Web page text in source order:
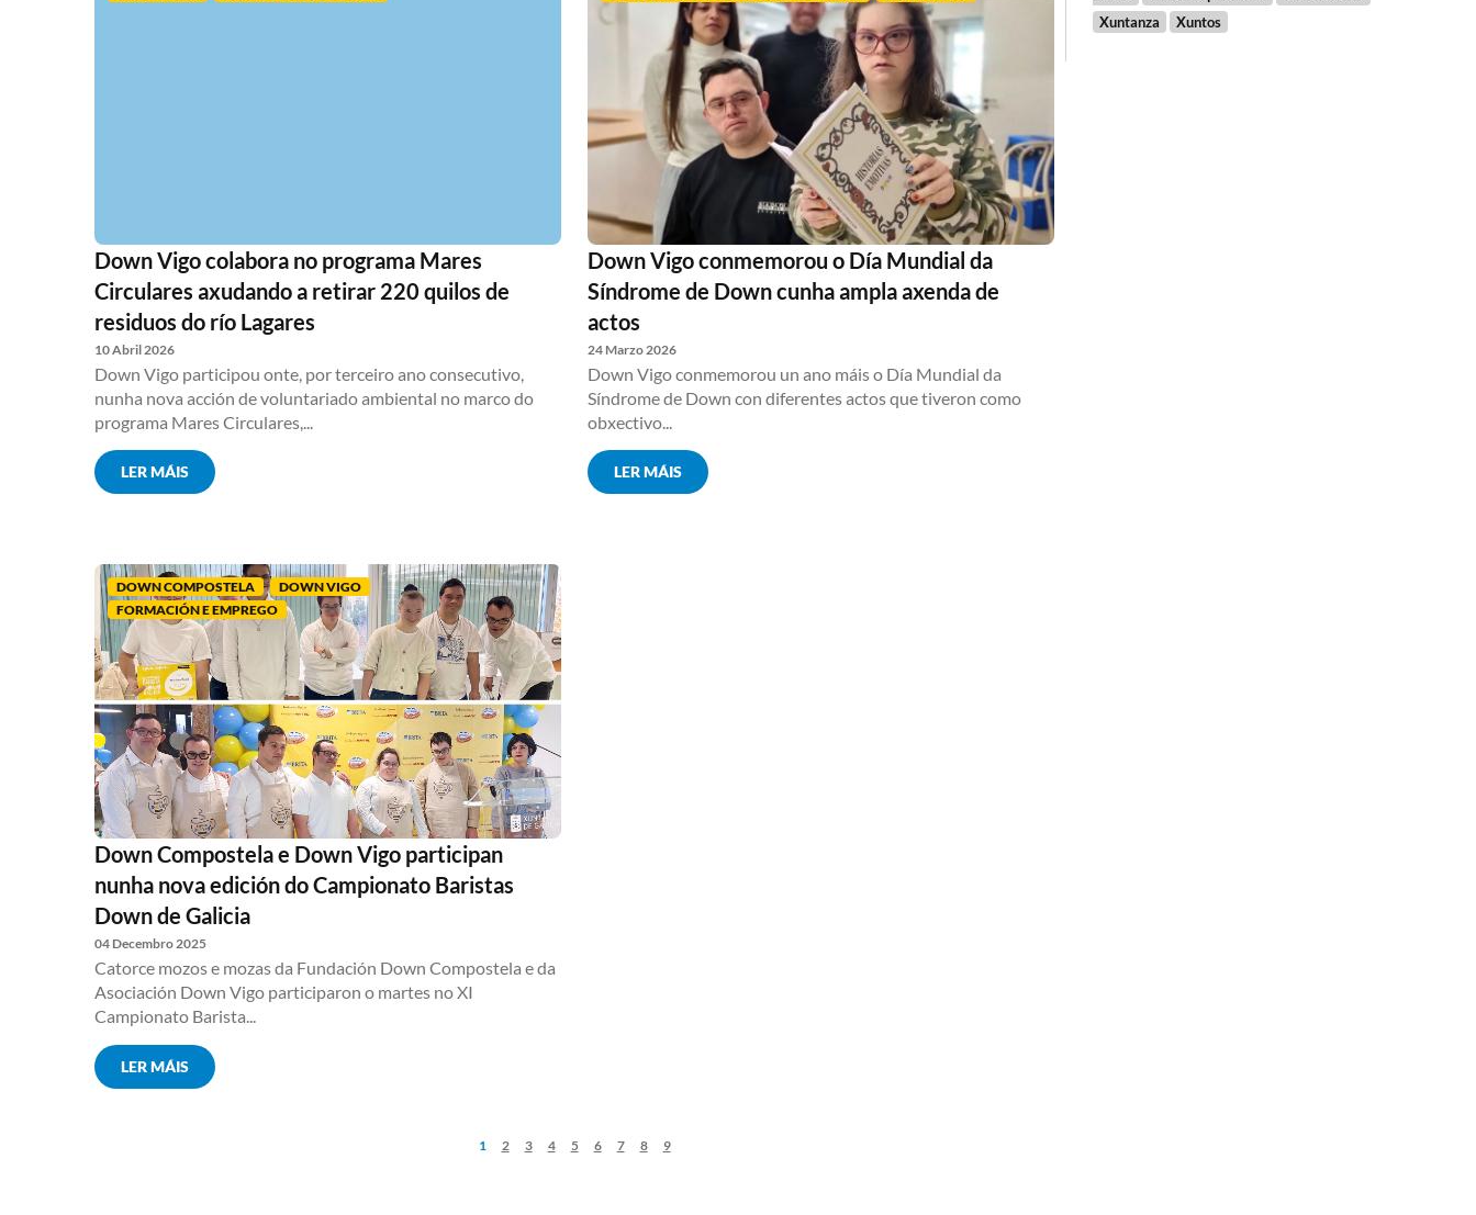
Down Vigo colabora no programa Mares
Circulares axudando a retirar 220 quilos de
residuos do río Lagares
10 Abril 2026
Down Vigo participou onte, por terceiro ano consecutivo,
nunha nova acción de voluntariado ambiental no marco do
programa Mares Circulares,...
LER MÁIS
Down Vigo conmemorou o Día Mundial da
Síndrome de Down cunha ampla axenda de
actos
24 Marzo 2026
Down Vigo conmemorou un ano máis o Día Mundial da
Síndrome de Down con diferentes actos que tiveron como
obxectivo...
LER MÁIS
DOWN COMPOSTELA
DOWN VIGO
FORMACIÓN E EMPREGO
Down Compostela e Down Vigo participan
nunha nova edición do Campionato Baristas
Down de Galicia
04 Decembro 2025
Catorce mozos e mozas da Fundación Down Compostela e da
Asociación Down Vigo participaron o martes no XI
Campionato Barista...
LER MÁIS
1 2 3 4 5 6 7 8 9
Xuntanza
Xuntos